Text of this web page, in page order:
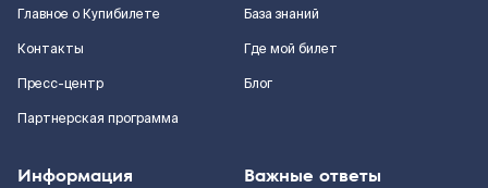
Главное о Купибилете
Контакты
Пресс-центр
Партнерская программа
База знаний
Где мой билет
Блог
Информация Важные ответы